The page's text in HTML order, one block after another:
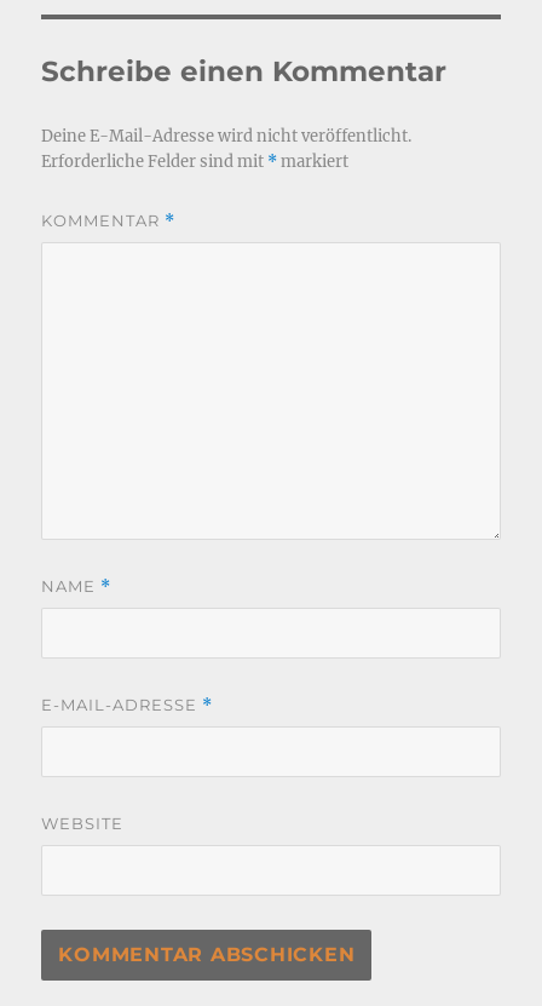
Schreibe einen Kommentar
Deine E-Mail-Adresse wird nicht veröffentlicht.
Erforderliche Felder sind mit *markiert
KOMMENTAR *
NAME *
E-MAIL-ADRESSE *
WEBSITE